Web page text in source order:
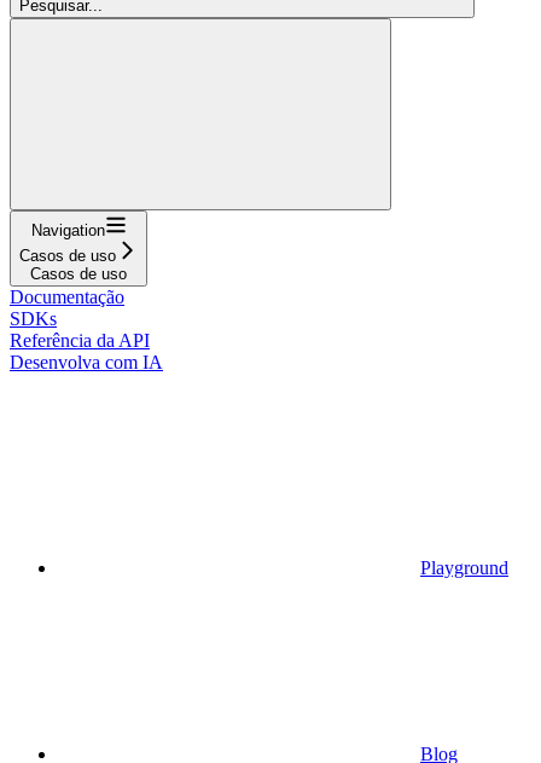
Pesquisar...
Navigation
Casos de uso
Casos de uso
Documentação
SDKs
Referência da API
Desenvolva com IA
Playground
Blog